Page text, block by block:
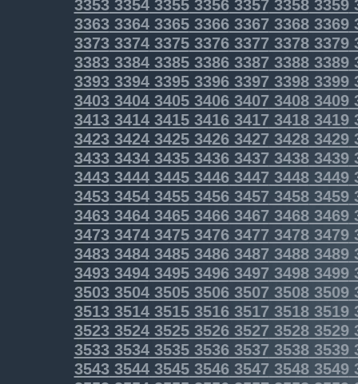
3353335433553356335733583359
3363336433653366336733683369
3373337433753376337733783379
3383338433853386338733883389
3393339433953396339733983399
3403340434053406340734083409
3413341434153416341734183419
3423342434253426342734283429
3433343434353436343734383439
34433444344534463447 34483449
34533454345534563457 34583459
3463346434653466346734683469
34733474347534763477 34783479
34833484348534863487 34883489
34933494349534963497 34983499
35033504350535063507 35083509
35133514351535163517 35183519
35233524352535263527 35283529
35333534353535363537 35383539
35433544354535463547 35483549